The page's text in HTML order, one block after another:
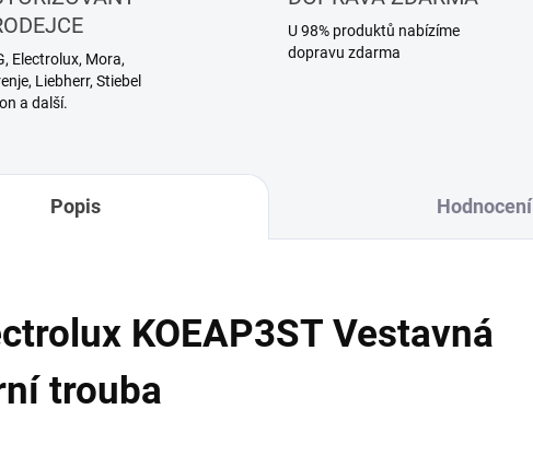
Electrolux, Mora,
Liebherr, Stiebel
a další.
U 98% produktů nabízíme
dopravu zdarma
Popis Hodnocení
KOEAP3ST Vestavná
trouba